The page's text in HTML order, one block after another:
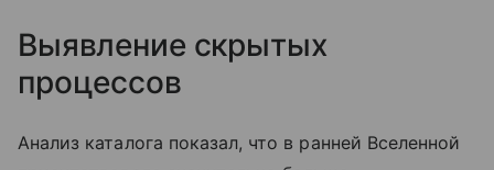
Выявление скрытых
процессов
Анализ каталога показал, что в ранней Вселенной